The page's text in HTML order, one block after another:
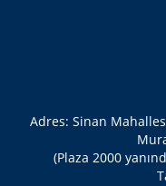
Adres: Sinan
(Plaza 2000